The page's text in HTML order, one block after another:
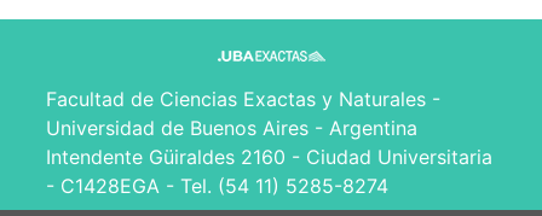
Facultad de Ciencias Exactas y Naturales -
Universidad de Buenos Aires - Argentina
Intendente Güiraldes 2160 - Ciudad Universitaria
- C1428EGA - Tel. (54 11) 5285-8274